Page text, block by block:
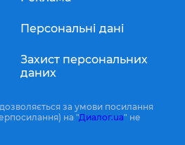
Персональні дані
Захист персональних
даних
за умови посилання
на "Диалог.ua" не